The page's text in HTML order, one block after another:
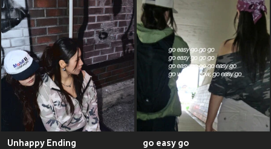
Unhappy Ending go easy go